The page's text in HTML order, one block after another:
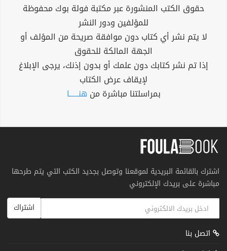
حقوق الكتب المنشورة عبر مكتبة فولة بوك محفوظة
للمؤلفين ودور النشر
لا يتم نشر أي كتاب دون موافقة صريحة من المؤلف أو
الجهة المالكة للحقوق
إذا تم نشر كتابك دون علمك أو بدون إذنك، يرجى الإبلاغ
لإيقاف عرض الكتاب
بمراسلتنا مباشرة من هنــــــا
اشترك بالقائمة البريدية لموقعنا وتوصل بجديد الكتب التي يتم طرحها
مباشرة على بريدك الإلكتروني
اشتراك
اتصل بنا